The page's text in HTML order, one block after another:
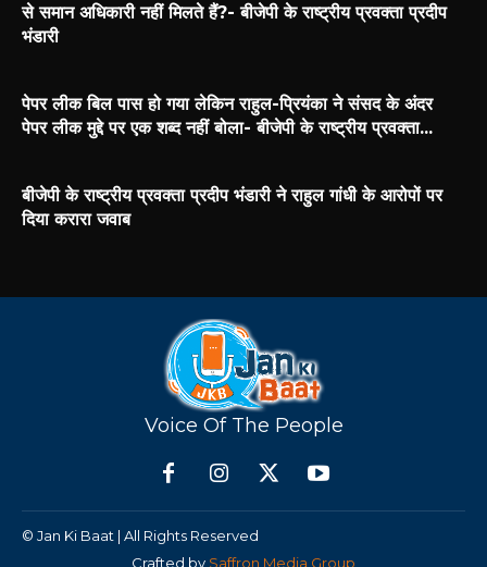
से समान अधिकारी नहीं मिलते हैं?- बीजेपी के राष्ट्रीय प्रवक्ता प्रदीप
भंडारी
पेपर लीक बिल पास हो गया लेकिन राहुल-प्रियंका ने संसद के अंदर
पेपर लीक मुद्दे पर एक शब्द नहीं बोला- बीजेपी के राष्ट्रीय प्रवक्ता...
बीजेपी के राष्ट्रीय प्रवक्ता प्रदीप भंडारी ने राहुल गांधी के आरोपों पर
दिया करारा जवाब
Voice Of The People
© Jan Ki Baat | All Rights Reserved
Crafted by Saffron Media Group